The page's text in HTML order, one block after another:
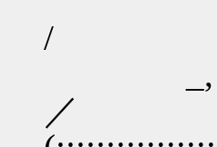
/ ｀
／